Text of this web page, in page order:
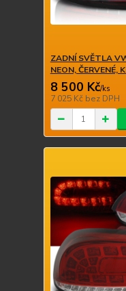
ZADNÍ SVĚTLA
NEON, ČERVENÉ,
8 500 Kč/ks
7 025 Kč bez DPH